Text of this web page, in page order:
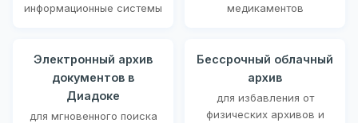
информационные системы
медикаментов
Электронный архив
документов в
Диадоке
для мгновенного поиска
Бессрочный облачный
архив
для избавления от
физических архивов и